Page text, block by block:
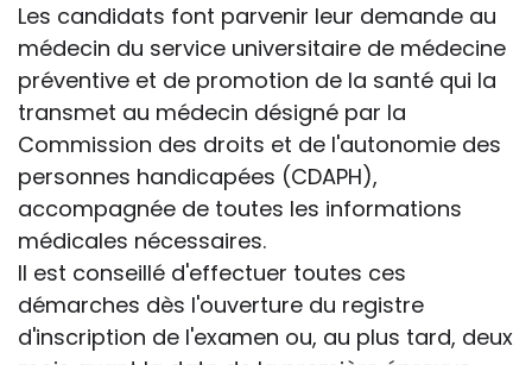
Les candidats font parvenir leur demande au
médecin du service universitaire de médecine
préventive et de promotion de la santé qui la
transmet au médecin désigné par la
Commission des droits et de l'autonomie des
personnes handicapées (CDAPH),
accompagnée de toutes les informations
médicales nécessaires.
Il est conseillé d'effectuer toutes ces
démarches dès l'ouverture du registre
d'inscription de l'examen ou, au plus tard, deux